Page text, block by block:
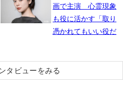
画で主演 心霊現象
も役に活かす「取り
憑かれてもいい役だ
タビューをみる